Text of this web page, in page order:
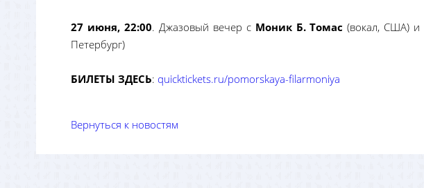
27 июня, 22:00. Джазовый вечер сМоник Б. Томас (вокал, США) и
Петербург)
БИЛЕТЫ ЗДЕСЬ: quicktickets.ru/pomorskaya-filarmoniya
Вернуться к новостям